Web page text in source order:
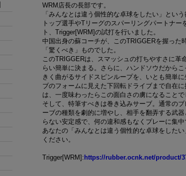
WRM店長の長部です。
「みんなとは違う個性的な卓球をしたい」とい
トップ選手やTリーグのスパーリングパートナ
ト、Trigger[WRM]の試打を行いました。
中国出身の蘇コーチが、このTRIGGERを握った
「驚くべき」ものでした。
このTRIGGERは、スマッシュの打ちやすさに
らい簡単に決まる。さらに、ハンドソウだから
きく曲がるサイドスピンループを、いとも簡単
ブのフォームに見えた下回転ドライブまで自在
は、一度味わったらこの面白さの虜になることで
そして、特筆すべきは巻き込みサーブ。通常の
ーブの種類を劇的に増やし、相手を翻弄する武
らない安定感で、何の違和感もなくプレーに集中
あなたの「みんなとは違う個性的な卓球をした
ください。
Trigger[WRM]: https://rubber.ocnk.net/product/